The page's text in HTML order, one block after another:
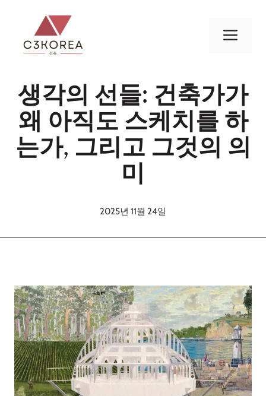
메
생각의 선들: 건축가가
왜 아직도 스케치를 하
는가, 그리고 그것의 의
미
2025년 11월 24일